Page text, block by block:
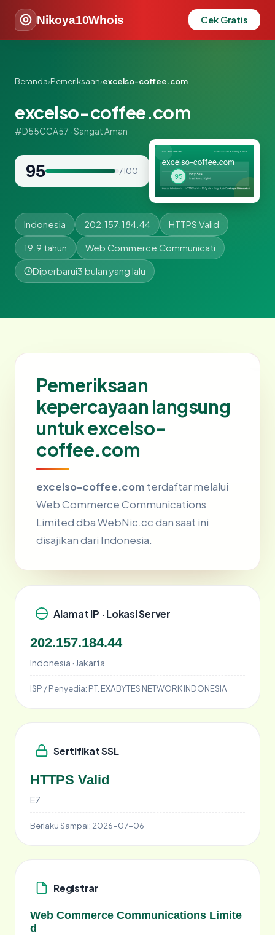
Nikoya10Whois Cek Gratis
Beranda›Pemeriksaan›excelso-coffee.com
excelso-coffee.com
#D55CCA57 · Sangat Aman
95 / 100
Indonesia 202.157.184.44 HTTPS Valid
19.9 tahun Web Commerce Communicati
Diperbarui3 bulan yang lalu
Pemeriksaan
kepercayaan langsung
untuk excelso-
coffee.com
excelso-coffee.com terdaftar melalui
Web Commerce Communications
Limited dba WebNic.cc dan saat ini
disajikan dari Indonesia.
Alamat IP · Lokasi Server
202.157.184.44
Indonesia · Jakarta
ISP / Penyedia: PT. EXABYTES NETWORK INDONESIA
Sertifikat SSL
HTTPS Valid
E7
Berlaku Sampai: 2026-07-06
Registrar
Web Commerce Communications Limite
d